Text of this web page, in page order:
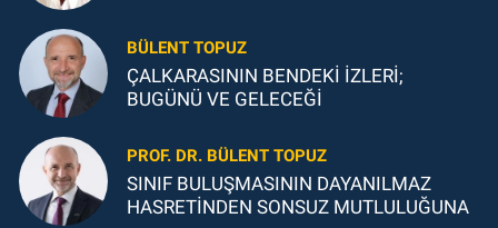
BÜLENT TOPUZ
ÇALKARASININ BENDEKİ İZLERİ;
BUGÜNÜ VE GELECEĞİ
PROF. DR. BÜLENT TOPUZ
SINIF BULUŞMASININ DAYANILMAZ
HASRETİNDEN SONSUZ MUTLULUĞUNA